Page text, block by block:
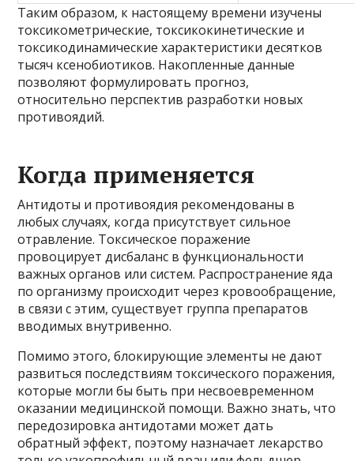
Таким образом, к настоящему времени изучены
токсикометрические, токсикокинетические и
токсикодинамические характеристики десятков
тысяч ксенобиотиков. Накопленные данные
позволяют формулировать прогноз,
относительно перспектив разработки новых
противоядий.
Когда применяется
Антидоты и противоядия рекомендованы в
любых случаях, когда присутствует сильное
отравление. Токсическое поражение
провоцирует дисбаланс в функциональности
важных органов или систем. Распространение яда
по организму происходит через кровообращение,
в связи с этим, существует группа препаратов
вводимых внутривенно.
Помимо этого, блокирующие элементы не дают
развиться последствиям токсического поражения,
которые могли бы быть при несвоевременном
оказании медицинской помощи. Важно знать, что
передозировка антидотами может дать
обратный эффект, поэтому назначает лекарство